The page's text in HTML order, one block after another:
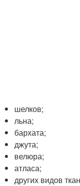
шелков;
льна;
бархата;
джута;
велюра;
атласа;
других видов